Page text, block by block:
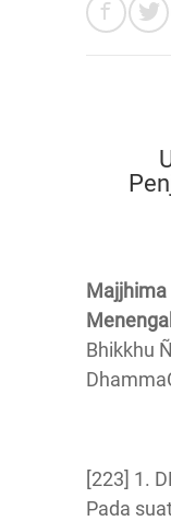
Bhikkhu
[223] 1.
Pada